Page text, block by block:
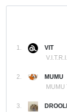
1.
VIT
2.
MUMU
MUMU
3.